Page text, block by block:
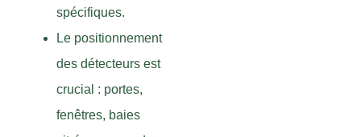
spécifiques.
Le positionnement
des détecteurs est
crucial : portes,
fenêtres, baies